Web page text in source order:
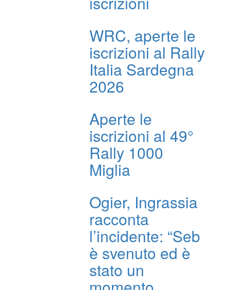
WRC, aperte le
iscrizioni al Rally
Italia Sardegna
2026
Aperte le
iscrizioni al 49°
Rally 1000
Miglia
Ogier, Ingrassia
racconta
l’incidente: “Seb
è svenuto ed è
stato un